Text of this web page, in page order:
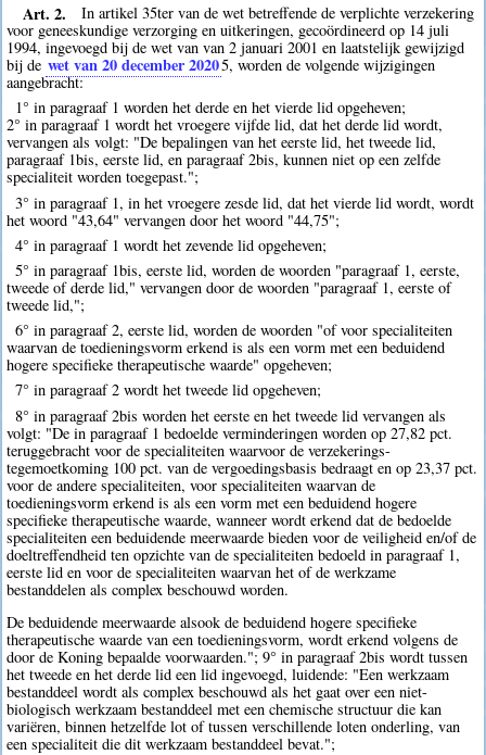
Art. 2.
In artikel 35ter van de wet betreffende de verplichte verzekering
voor geneeskundige verzorging en uitkeringen, gecoördineerd op 14 juli
1994, ingevoegd bij de wet van van 2 januari 2001 en laatstelijk gewijzigd
bij de wet van 20 december 20205, worden de volgende wijzigingen
aangebracht:
1° in paragraaf 1 worden het derde en het vierde lid opgeheven;
2° in paragraaf 1 wordt het vroegere vijfde lid, dat het derde lid wordt,
vervangen als volgt: "De bepalingen van het eerste lid, het tweede lid,
paragraaf 1bis, eerste lid, en paragraaf 2bis, kunnen niet op een zelfde
specialiteit worden toegepast.";
3° in paragraaf 1, in het vroegere zesde lid, dat het vierde lid wordt, wordt
het woord "43,64" vervangen door het woord "44,75";
4° in paragraaf 1 wordt het zevende lid opgeheven;
5° in paragraaf 1bis, eerste lid, worden de woorden "paragraaf 1, eerste,
tweede of derde lid," vervangen door de woorden "paragraaf 1, eerste of
tweede lid,";
6° in paragraaf 2, eerste lid, worden de woorden "of voor specialiteiten
waarvan de toedieningsvorm erkend is als een vorm met een beduidend
hogere specifieke therapeutische waarde" opgeheven;
7° in paragraaf 2 wordt het tweede lid opgeheven;
8° in paragraaf 2bis worden het eerste en het tweede lid vervangen als
volgt: "De in paragraaf 1 bedoelde verminderingen worden op 27,82 pct.
teruggebracht voor de specialiteiten waarvoor de verzekerings-
tegemoetkoming 100 pct. van de vergoedingsbasis bedraagt en op 23,37 pct.
voor de andere specialiteiten, voor specialiteiten waarvan de
toedieningsvorm erkend is als een vorm met een beduidend hogere
specifieke therapeutische waarde, wanneer wordt erkend dat de bedoelde
specialiteiten een beduidende meerwaarde bieden voor de veiligheid en/of de
doeltreffendheid ten opzichte van de specialiteiten bedoeld in paragraaf 1,
eerste lid en voor de specialiteiten waarvan het of de werkzame
bestanddelen als complex beschouwd worden.
De beduidende meerwaarde alsook de beduidend hogere specifieke
therapeutische waarde van een toedieningsvorm, wordt erkend volgens de
door de Koning bepaalde voorwaarden."; 9° in paragraaf 2bis wordt tussen
het tweede en het derde lid een lid ingevoegd, luidende: "Een werkzaam
bestanddeel wordt als complex beschouwd als het gaat over een niet-
biologisch werkzaam bestanddeel met een chemische structuur die kan
variëren, binnen hetzelfde lot of tussen verschillende loten onderling, van
een specialiteit die dit werkzaam bestanddeel bevat.";